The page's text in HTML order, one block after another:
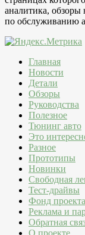
аналитика,
по обслуживанию
Главная
Новости
Детали
Обзоры
Руководства
Полезное
Тюнинг авто
Это
Разное
Прототипы
Новинки
Свободная
Тест-драйвы
Фонд проекта
Реклама и
Обратная